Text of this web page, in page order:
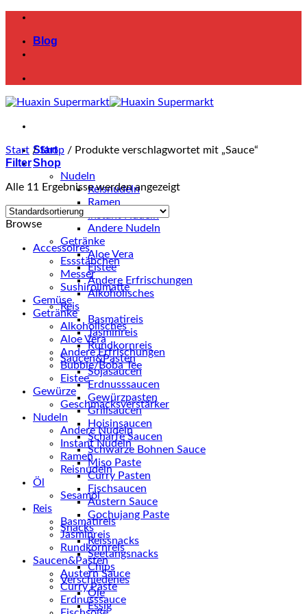
Zum
springenBlog
Start
Shop
Nudeln
Reisnudeln
Ramen
Instant Nudeln
Andere Nudeln
Getränke
Aloe Vera
Eistee
Andere Erfrischungen
Alkoholisches
Reis
Basmatireis
Jasminreis
Rundkornreis
Saucen&Pasten
Sojasaucen
Erdnusssaucen
Gewürzpasten
Grillsaucen
Hoisinsaucen
Scharfe Saucen
Schwarze Bohnen Sauce
Miso Paste
Curry Pasten
Fischsaucen
Austern Sauce
Gochujang Paste
Snacks
Reissnacks
Seetangsnacks
Chips
Verschiedenes
Öle
Essig
Start / Shop / Produkte verschlagwortet mit „Sauce“
Filter
Alle 11 Ergebnisse werden angezeigt
Browse
Accessoires
Essstäbchen
Messer
Sushirollmatte
Gemüse
Getränke
Alkoholisches
Aloe Vera
Andere Erfrischungen
Bubble/Boba Tee
Eistee
Gewürze
Geschmacksverstärker
Nudeln
Andere Nudeln
Instant Nudeln
Ramen
Reisnudeln
Öl
Sesamöl
Reis
Basmatireis
Jasminreis
Rundkornreis
Saucen&Pasten
Austern Sauce
Curry Paste
Erdnusssauce